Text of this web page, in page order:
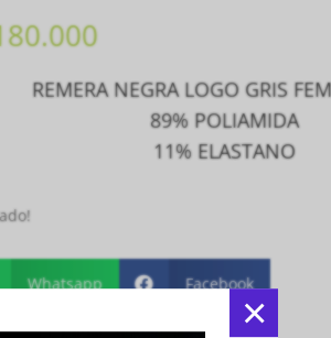
×
REMERA NEGRA LOGO GRIS
89% POLIAMIDA
11% ELASTANO
Whatsapp  Facebook